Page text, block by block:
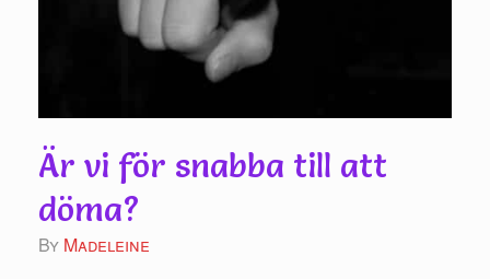
Är vi för snabba till att
döma?
by Madeleine